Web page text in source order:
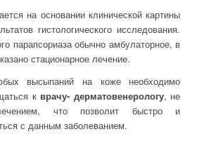
на основании клинической картины
гистологического исследования.
парапсориаза обычно амбулаторное, в
стационарное лечение.
высыпаний на коже необходимо
к врачу- дерматовенерологу, не
что позволит быстро и
с данным заболеванием.